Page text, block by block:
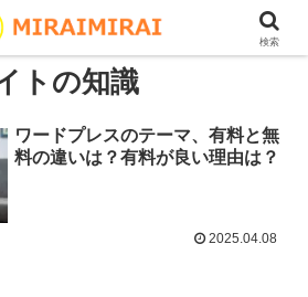
トの知識
ワードプレスのテーマ、有料と無
料の違いは？有料が良い理由は？
2025.04.08
検索